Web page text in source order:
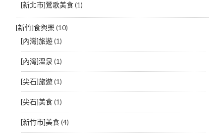
[新北市]鶯歌美食(1)
[新竹]食與樂(10)
[內灣]旅遊(1)
[內灣]溫泉 (1)
[尖石]旅遊(1)
[尖石]美食(1)
[新竹市]美食(4)